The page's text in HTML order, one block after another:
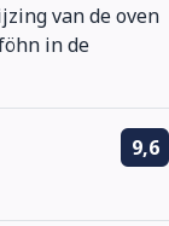
van de oven
in de
9,6